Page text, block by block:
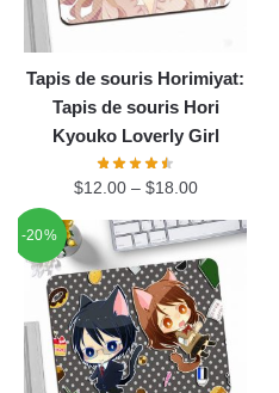
Tapis de souris Horimiyat:
Tapis de souris Hori
Kyouko Loverly Girl
$12.00– $18.00
-20%